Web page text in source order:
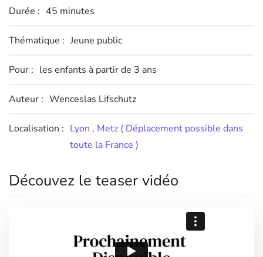
Durée : 45 minutes
Thématique : Jeune public
Pour : les enfants à partir de 3 ans
Auteur : Wenceslas Lifschutz
Localisation : Lyon , Metz ( Déplacement possible dans
toute la France )
Découvez le teaser vidéo